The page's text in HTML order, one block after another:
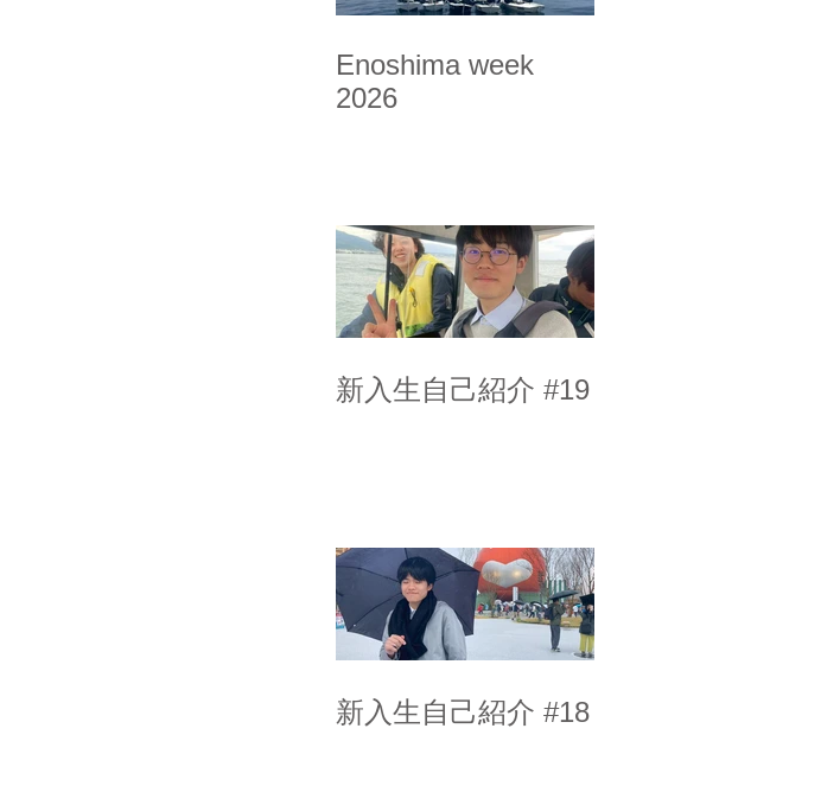
Enoshima week
2026
新入生自己紹介 #19
新入生自己紹介 #18